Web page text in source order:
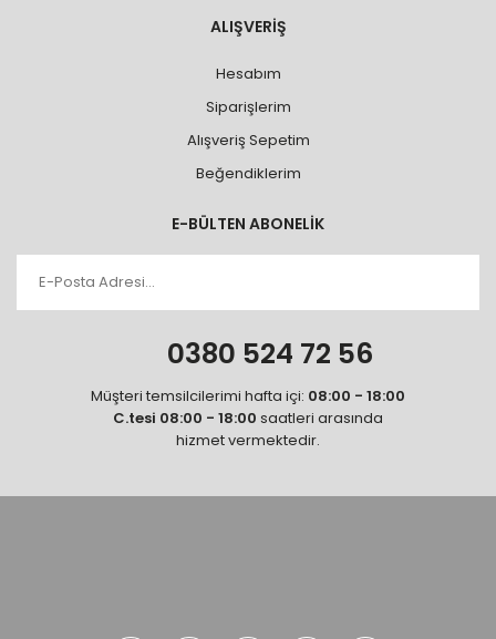
ALIŞVERİŞ
Hesabım
Siparişlerim
Alışveriş Sepetim
Beğendiklerim
E-BÜLTEN ABONELİK
0380 524 72 56
Müşteri temsilcilerimi hafta içi: 08:00 - 18:00
C.tesi 08:00 - 18:00 saatleri arasında
hizmet vermektedir.